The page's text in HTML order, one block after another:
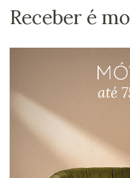
Receber é